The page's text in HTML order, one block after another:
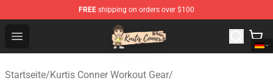
FREE shipping on orders over $100
Open menu
Kurtis Conner Store - Official Kurtis Conner Merchandise
Startseite/Kurtis Conner Workout Gear/